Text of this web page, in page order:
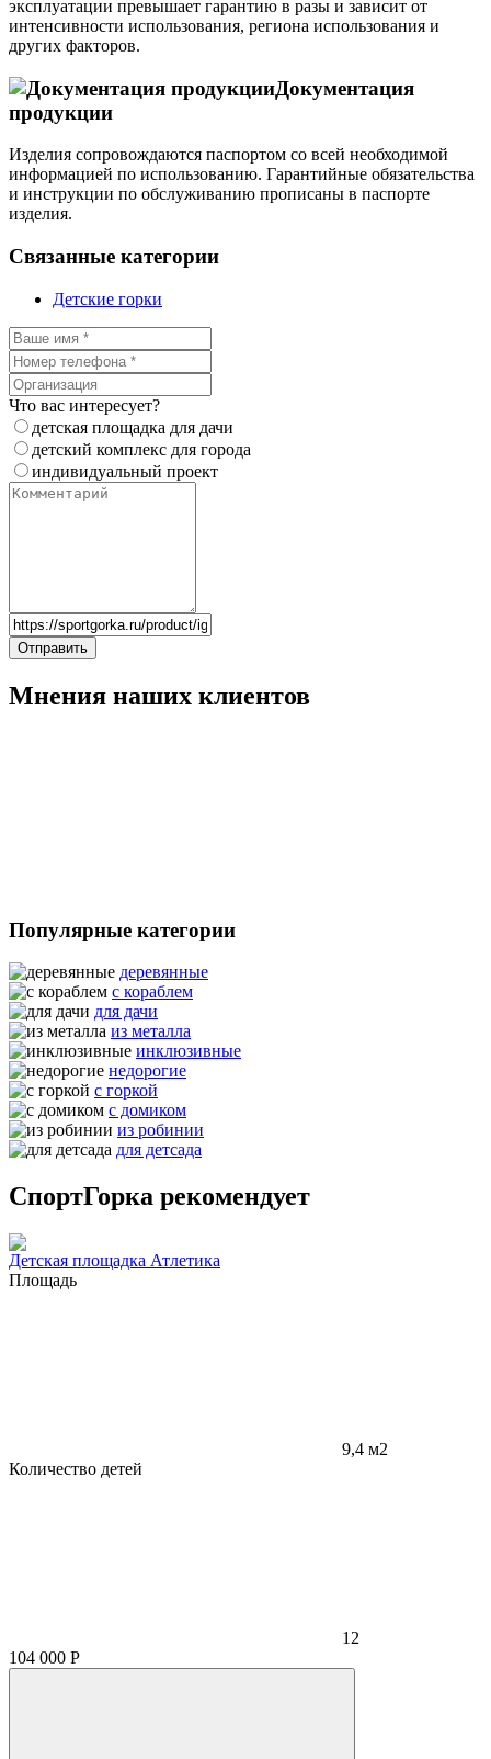
эксплуатации превышает гарантию в разы и зависит от
интенсивности использования, региона использования и
других факторов.
Документация
продукции
Изделия сопровождаются паспортом со всей необходимой
информацией по использованию. Гарантийные обязательства
и инструкции по обслуживанию прописаны в паспорте
изделия.
Связанные категории
Детские горки
Что вас интересует?
детская площадка для дачи
детский комплекс для города
индивидуальный проект
Отправить
Мнения наших клиентов
Популярные категории
деревянные
с кораблем
для дачи
из металла
инклюзивные
недорогие
с горкой
с домиком
из робинии
для детсада
СпортГорка рекомендует
Детская площадка Атлетика
Площадь
9,4 м2
Количество детей
12
104 000 Р